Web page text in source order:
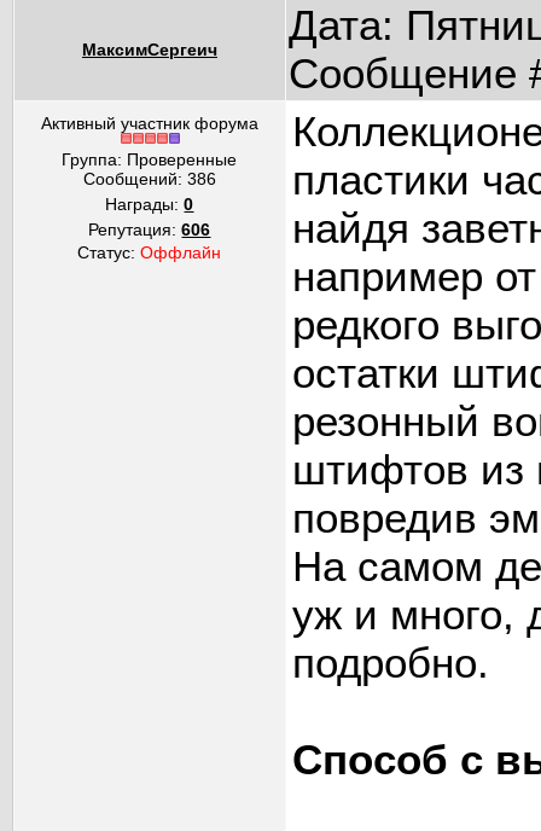
МаксимСергеич
Дата:
Сообщение
Активный участник форума
Группа: Проверенные
Сообщений: 386
Награды:0
Репутация:606
Статус:Оффлайн
пластики
найдя
например
редкого
остатки
резонный
штифтов из
повредив
На самом
уж и много,
подробно.
Способ с